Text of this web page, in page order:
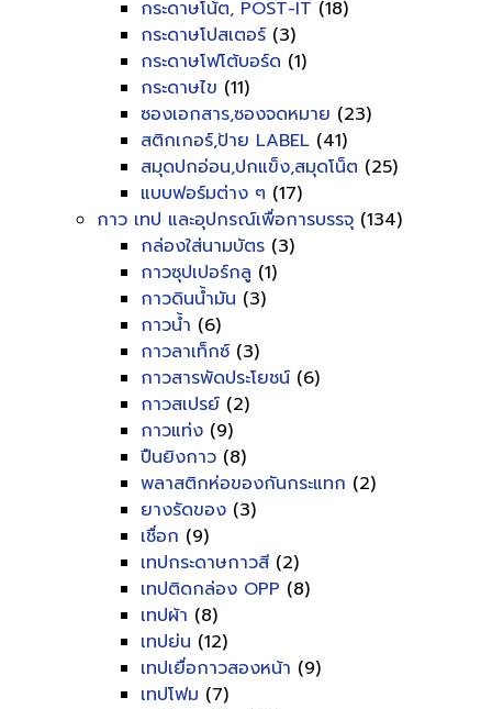
กระดาษโน้ต, POST-IT (18)
กระดาษโปสเตอร์ (3)
กระดาษโฟโต้บอร์ด (1)
กระดาษไข (11)
ซองเอกสาร,ซองจดหมาย (23)
สติกเกอร์,ป้าย LABEL (41)
สมุดปกอ่อน,ปกแข็ง,สมุดโน็ต (25)
แบบฟอร์มต่าง ๆ (17)
กาว เทป และอุปกรณ์เพื่อการบรรจุ (134)
กล่องใส่นามบัตร (3)
กาวซุปเปอร์กลู (1)
กาวดินน้ำมัน (3)
กาวน้ำ (6)
กาวลาเท็กซ์ (3)
กาวสารพัดประโยชน์ (6)
กาวสเปรย์ (2)
กาวแท่ง (9)
ปืนยิงกาว (8)
พลาสติกห่อของกันกระแทก (2)
ยางรัดของ (3)
เชื่อก (9)
เทปกระดาษกาวสี (2)
เทปติดกล่อง OPP (8)
เทปผ้า (8)
เทปย่น (12)
เทปเยื่อกาวสองหน้า (9)
เทปโฟม (7)